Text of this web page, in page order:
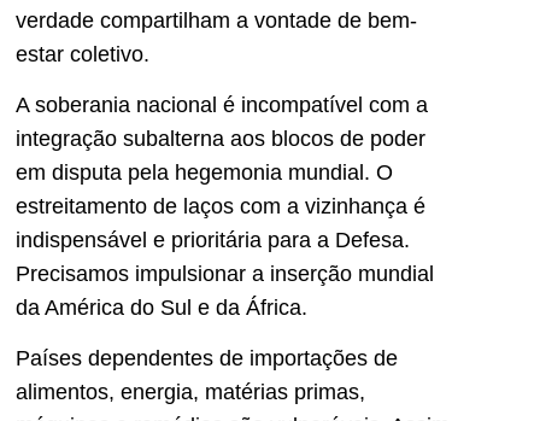
verdade compartilham a vontade de bem-
estar coletivo.
A soberania nacional é incompatível com a
integração subalterna aos blocos de poder
em disputa pela hegemonia mundial. O
estreitamento de laços com a vizinhança é
indispensável e prioritária para a Defesa.
Precisamos impulsionar a inserção mundial
da América do Sul e da África.
Países dependentes de importações de
alimentos, energia, matérias primas,